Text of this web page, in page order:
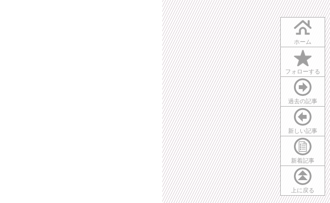
ホーム
フォローする
過去の記事
新しい記事
新着記事
上に戻る